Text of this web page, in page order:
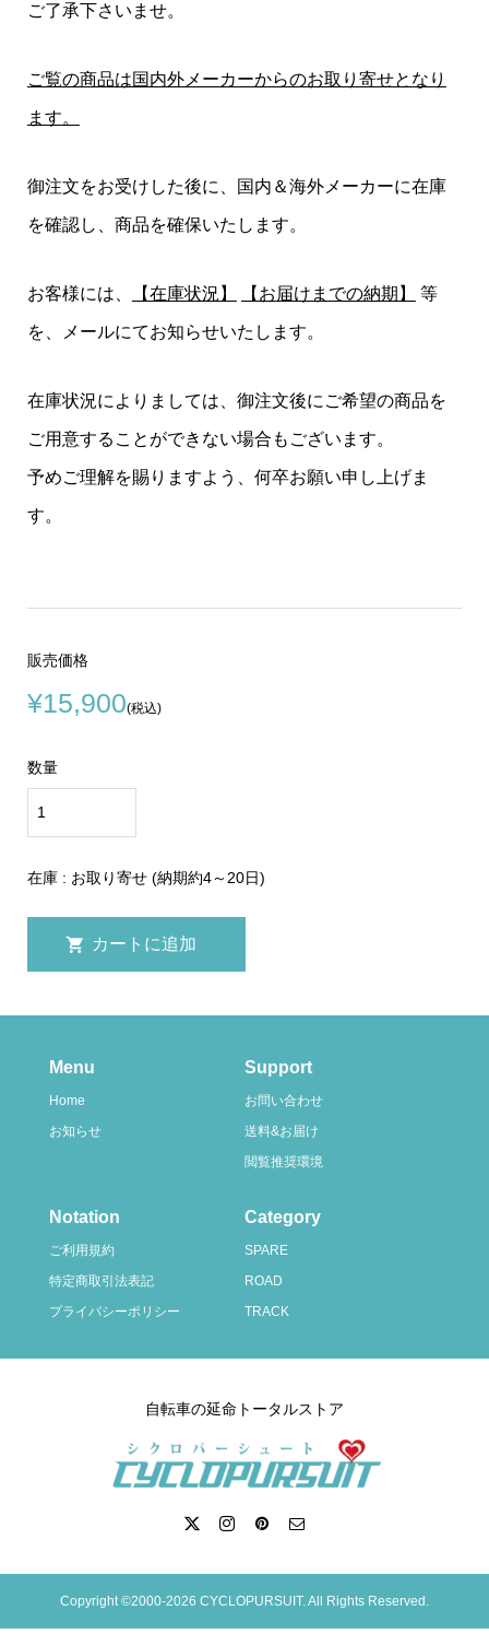
ご了承下さいませ。
ご覧の商品は国内外メーカーからのお取り寄せとなり
ます。
御注文をお受けした後に、国内＆海外メーカーに在庫
を確認し、商品を確保いたします。
お客様には、 【在庫状況】 【お届けまでの納期】 等
を、メールにてお知らせいたします。
在庫状況によりましては、御注文後にご希望の商品を
ご用意することができない場合もございます。
予めご理解を賜りますよう、何卒お願い申し上げま
す。
販売価格
¥15,900(税込)
数量
在庫 : お取り寄せ (納期約4～20日)
Menu
Home
お知らせ
Support
お問い合わせ
送料&お届け
閲覧推奨環境
Notation
ご利用規約
特定商取引法表記
プライバシーポリシー
Category
SPARE
ROAD
TRACK
自転車の延命トータルストア
Copyright ©2000-2026 CYCLOPURSUIT. All Rights Reserved.